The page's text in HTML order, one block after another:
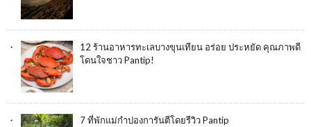
12 ร้านอาหารทะเลบางขุนเทียน อร่อย ประหยัด คุณภาพดี
โดนใจชาว Pantip!
7 ที่พักแม่กำปองการันตีโดยรีวิว Pantip